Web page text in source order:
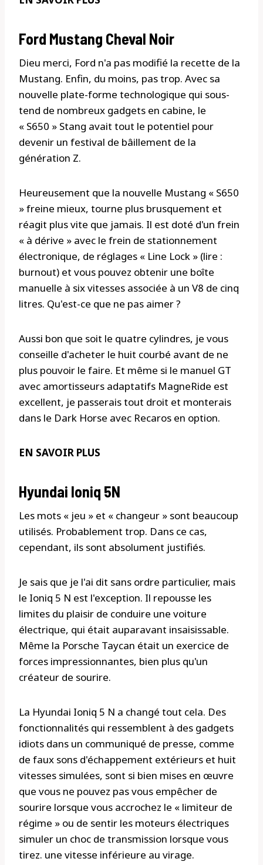
Ford Mustang Cheval Noir
Dieu merci, Ford n'a pas modifié la recette de la
Mustang. Enfin, du moins, pas trop. Avec sa
nouvelle plate-forme technologique qui sous-
tend de nombreux gadgets en cabine, le
« S650 » Stang avait tout le potentiel pour
devenir un festival de bâillement de la
génération Z.
Heureusement que la nouvelle Mustang « S650
» freine mieux, tourne plus brusquement et
réagit plus vite que jamais. Il est doté d'un frein
« à dérive » avec le frein de stationnement
électronique, de réglages « Line Lock » (lire :
burnout) et vous pouvez obtenir une boîte
manuelle à six vitesses associée à un V8 de cinq
litres. Qu'est-ce que ne pas aimer ?
Aussi bon que soit le quatre cylindres, je vous
conseille d'acheter le huit courbé avant de ne
plus pouvoir le faire. Et même si le manuel GT
avec amortisseurs adaptatifs MagneRide est
excellent, je passerais tout droit et monterais
dans le Dark Horse avec Recaros en option.
EN SAVOIR PLUS
Hyundai Ioniq 5N
Les mots « jeu » et « changeur » sont beaucoup
utilisés. Probablement trop. Dans ce cas,
cependant, ils sont absolument justifiés.
Je sais que je l'ai dit sans ordre particulier, mais
le Ioniq 5 N est l'exception. Il repousse les
limites du plaisir de conduire une voiture
électrique, qui était auparavant insaisissable.
Même la Porsche Taycan était un exercice de
forces impressionnantes, bien plus qu'un
créateur de sourire.
La Hyundai Ioniq 5 N a changé tout cela. Des
fonctionnalités qui ressemblent à des gadgets
idiots dans un communiqué de presse, comme
de faux sons d'échappement extérieurs et huit
vitesses simulées, sont si bien mises en œuvre
que vous ne pouvez pas vous empêcher de
sourire lorsque vous accrochez le « limiteur de
régime » ou de sentir les moteurs électriques
simuler un choc de transmission lorsque vous
tirez. une vitesse inférieure au virage.